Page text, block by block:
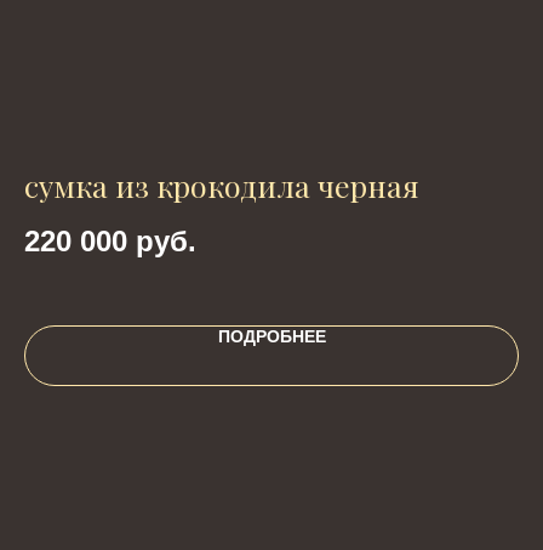
сумка из крокодила черная
220 000 руб.
ПОДРОБНЕЕ